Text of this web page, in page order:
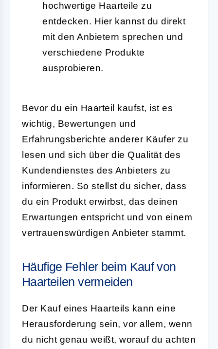
hochwertige Haarteile zu
entdecken. Hier kannst du direkt
mit den Anbietern sprechen und
verschiedene Produkte
ausprobieren.
Bevor du ein Haarteil kaufst, ist es
wichtig, Bewertungen und
Erfahrungsberichte anderer Käufer zu
lesen und sich über die Qualität des
Kundendienstes des Anbieters zu
informieren. So stellst du sicher, dass
du ein Produkt erwirbst, das deinen
Erwartungen entspricht und von einem
vertrauenswürdigen Anbieter stammt.
Häufige Fehler beim Kauf von
Haarteilen vermeiden
Der Kauf eines Haarteils kann eine
Herausforderung sein, vor allem, wenn
du nicht genau weißt, worauf du achten